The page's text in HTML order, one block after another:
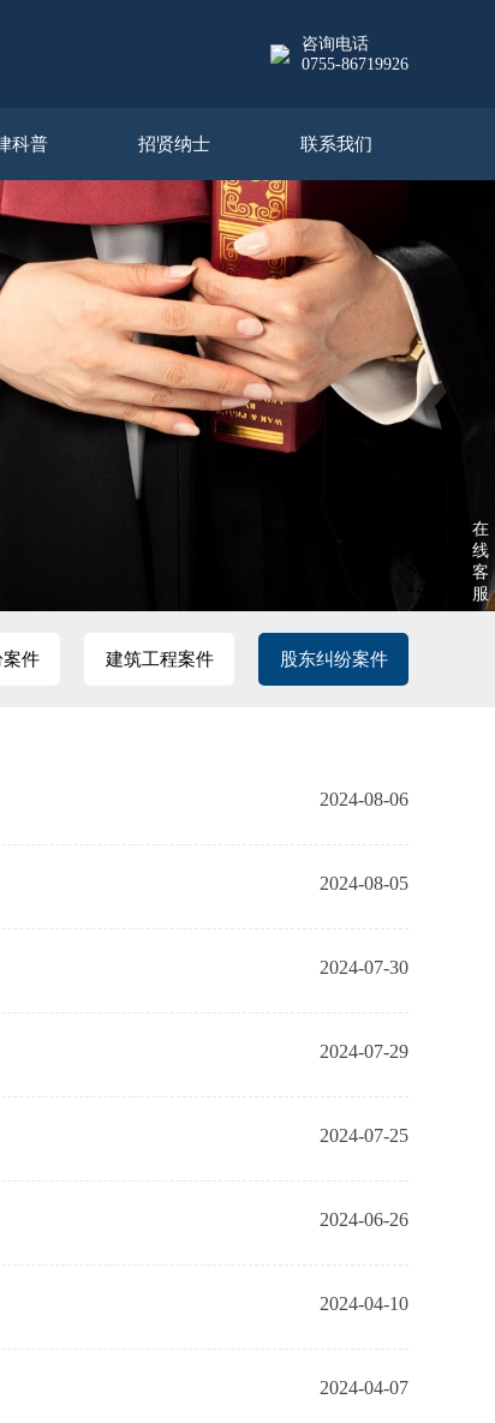
咨询电话
0755-86719926
科普 招贤纳士 联系我们
件 建筑工程案件 股东纠纷案件
2024-08-06
2024-08-05
2024-07-30
2024-07-29
2024-07-25
2024-06-26
2024-04-10
2024-04-07
在
线
客
服